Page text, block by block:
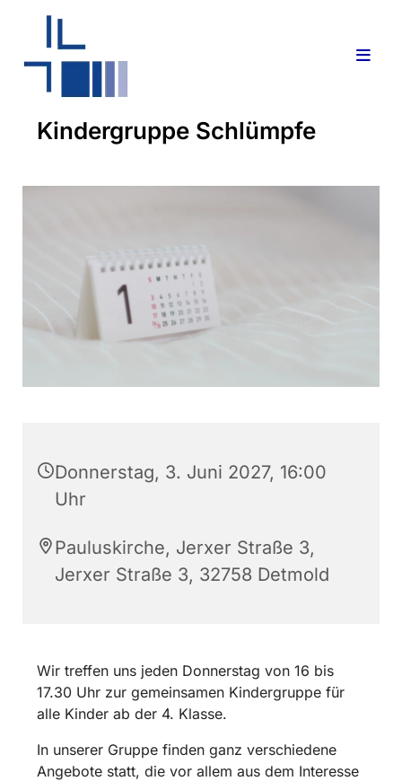
Kindergruppe Schlümpfe
Donnerstag, 3. Juni 2027, 16:00
Uhr
Pauluskirche, Jerxer Straße 3,
Jerxer Straße 3, 32758 Detmold
Wir treffen uns jeden Donnerstag von 16 bis
17.30 Uhr zur gemeinsamen Kindergruppe für
alle Kinder ab der 4. Klasse.
In unserer Gruppe finden ganz verschiedene
Angebote statt, die vor allem aus dem Interesse